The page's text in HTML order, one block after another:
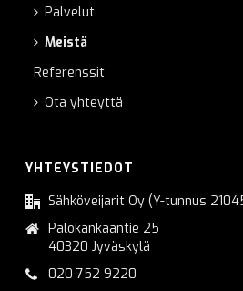
Palvelut
Meistä
Referenssit
Ota yhteyttä
YHTEYSTIEDOT
Sähköveijarit Oy (Y-tunnus
Palokankaantie 25
40320 Jyväskylä
020 752 9220